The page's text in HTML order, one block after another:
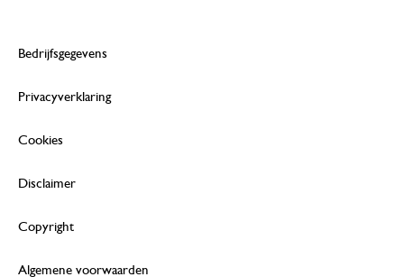
Bedrijfsgegevens
Privacyverklaring
Cookies
Disclaimer
Copyright
Algemene voorwaarden